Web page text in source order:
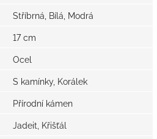
Stříbrná, Bílá, Modrá
17 cm
Ocel
S kamínky, Korálek
Přírodní kámen
Jadeit, Křišťál